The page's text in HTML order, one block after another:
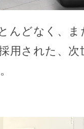
んどなく、
用された、